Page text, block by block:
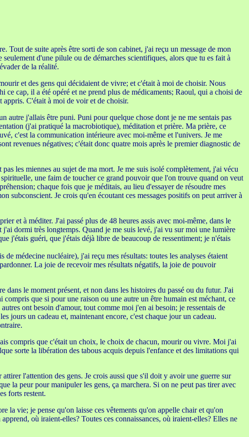
de suite après être sorti de son cabinet, j'ai reçu un message de mon
d'une pilule ou de démarches scientifiques, alors que tu es fait à
de la réalité.
et des gens qui décidaient de vivre; et c'était à moi de choisir. Nous
cap, il a été opéré et ne prend plus de médicaments; Raoul, qui a choisi de
appris. C'était à moi de voir et de choisir.
autre j'allais être puni. Puni pour quelque chose dont je ne me sentais pas
(j'ai pratiqué la macrobiotique), méditation et prière. Ma prière, ce
c'est la communication intérieure avec moi-même et l'univers. Je me
revenues négatives; c'était donc quatre mois après le premier diagnostic de
les miennes au sujet de ma mort. Je me suis isolé complètement, j'ai vécu
une faim de toucher ce grand pouvoir que l'on trouve quand on veut
chaque fois que je méditais, au lieu d'essayer de résoudre mes
subconscient. Je crois qu'en écoutant ces messages positifs on peut arriver à
et à méditer. J'ai passé plus de 48 heures assis avec moi-même, dans le
dormi très longtemps. Quand je me suis levé, j'ai vu sur moi une lumière
j'étais guéri, que j'étais déjà libre de beaucoup de ressentiment; je n'étais
médecine nucléaire), j'ai reçu mes résultats: toutes les analyses étaient
La joie de recevoir mes résultats négatifs, la joie de pouvoir
le moment présent, et non dans les histoires du passé ou du futur. J'ai
que si pour une raison ou une autre un être humain est méchant, ce
ont besoin d'amour, tout comme moi j'en ai besoin; je ressentais de
jours un cadeau et, maintenant encore, c'est chaque jour un cadeau.
compris que c'était un choix, le choix de chacun, mourir ou vivre. Moi j'ai
sorte la libération des tabous acquis depuis l'enfance et des limitations qui
l'attention des gens. Je crois aussi que s'il doit y avoir une guerre sur
la peur pour manipuler les gens, ça marchera. Si on ne peut pas tirer avec
forts restent.
la vie; je pense qu'on laisse ces vêtements qu'on appelle chair et qu'on
où iraient-elles? Toutes ces connaissances, où iraient-elles? Elles ne